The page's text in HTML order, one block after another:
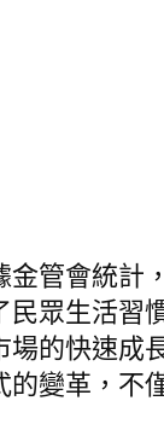
管會統計
眾生活習
的快速成
變革，不